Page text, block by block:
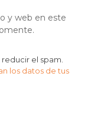
y web en este
el spam.
los datos de tus